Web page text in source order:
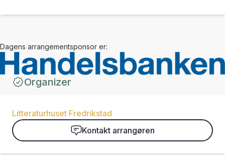
Dagens arrangementsponsor er:
Organizer
Litteraturhuset Fredrikstad
Kontakt arrangøren